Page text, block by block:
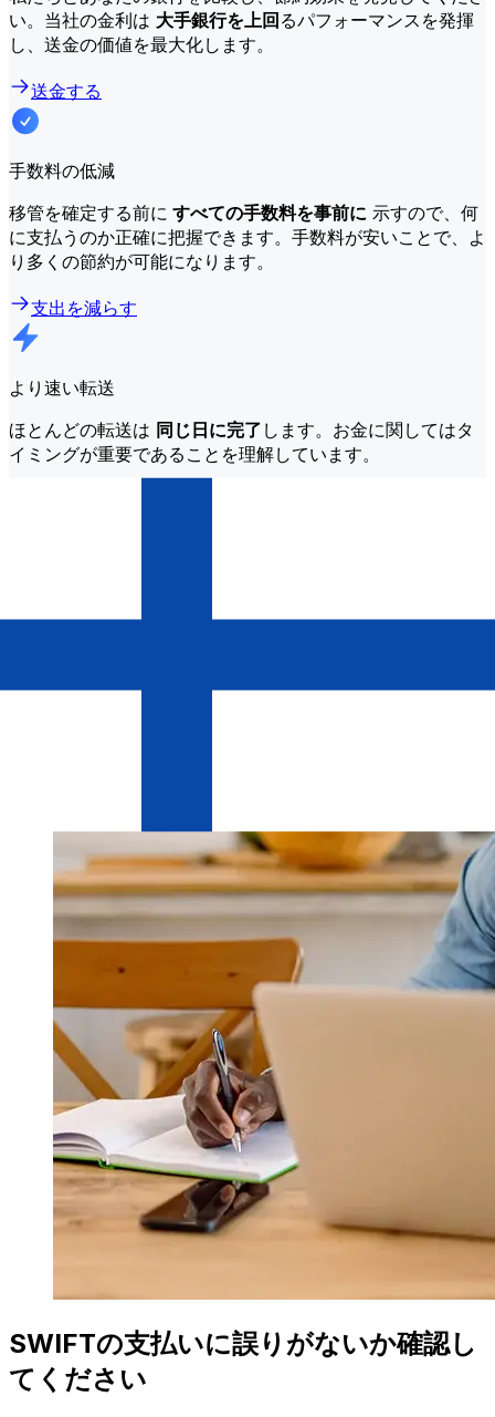
い。当社の金利は 大手銀行を上回るパフォーマンスを発揮
し、送金の価値を最大化します。
送金する
手数料の低減
移管を確定する前に すべての手数料を事前に 示すので、何
に支払うのか正確に把握できます。手数料が安いことで、よ
り多くの節約が可能になります。
支出を減らす
より速い転送
ほとんどの転送は 同じ日に完了 します。お金に関してはタ
イミングが重要であることを理解しています。
SWIFTの支払いに誤りがないか確認し
てください